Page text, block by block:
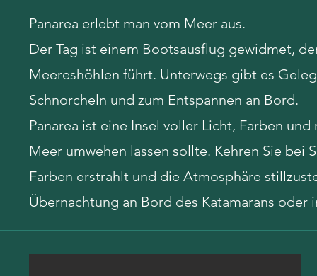
Panarea erlebt man vom Meer aus.
Der Tag ist einem Bootsausflug gewidmet,
Meereshöhlen führt. Unterwegs gibt es
Schnorcheln und zum Entspannen an Bord.
Panarea ist eine Insel voller Licht, Farben
Meer umwehen lassen sollte. Kehren Sie bei
Farben erstrahlt und die Atmosphäre
Übernachtung an Bord des Katamarans oder